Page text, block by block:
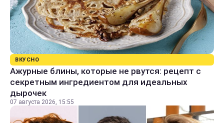
ВКУСНО
Ажурные блины, которые не рвутся: рецепт с
секретным ингредиентом для идеальных
дырочек
07 августа 2026, 15:55